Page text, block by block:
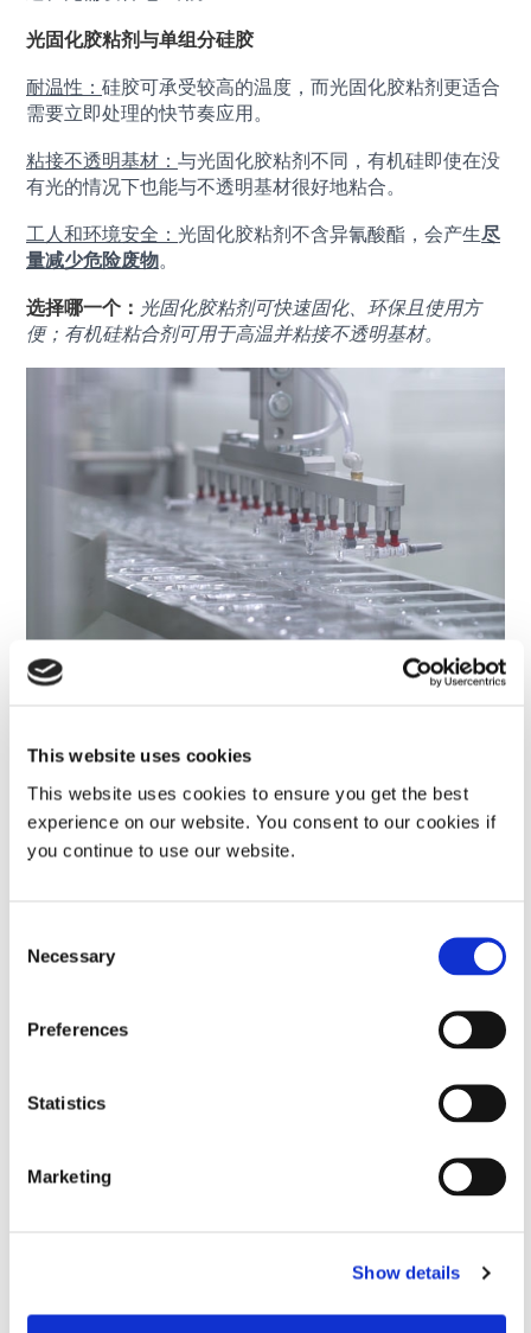
This website uses cookies
This website uses cookies to ensure you get the best
experience on our website. You consent to our cookies if
you continue to use our website.
Selection
Necessary
Preferences
Statistics
Marketing
Show details
光固化胶粘剂与单组分硅胶
耐温性： 硅胶可承受较高的温度，而光固化胶粘剂更适合
需要立即处理的快节奏应用。
粘接不透明基材： 与光固化胶粘剂不同，有机硅即使在没
有光的情况下也能与不透明基材很好地粘合。
工人和环境安全： 光固化胶粘剂不含异氰酸酯，会产生尽
量减少危险废物。
选择哪一个： 光固化胶粘剂可快速固化、环保且使用方
便；有机硅粘合剂可用于高温并粘接不透明基材。
高速自动化装配线是快速固化LCM的理想选择。
分配的简易性和危险废物：
异氰酸酯，而双组分聚氨酯则需要混合并产生危险废物。
粘接不透明基材：
聚氨酯无需光照即可有效粘合不透明基
材。
因此没有适用期，而双组分聚氨酯的适用期在 30 至 60 分
钟之间。
光固化胶粘剂可实现简便且环保的粘接；双
组分聚氨酯则适用于预算敏感且耐用的应用。